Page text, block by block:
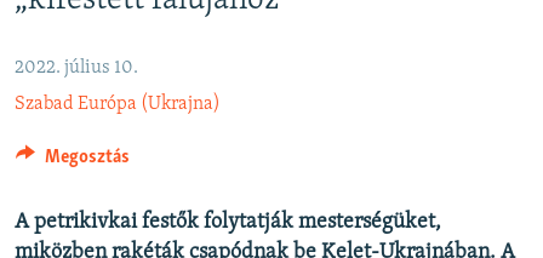
VILÁG
KLÍMAVÁLTOZÁS
A MÚLT TANULSÁGAI
KÖVESSEN MINKET!
2022. július 10.
Szabad Európa (Ukrajna)
Megosztás
A petrikivkai festők folytatják mesterségüket,
miközben rakéták csapódnak be Kelet-Ukrajnában. A